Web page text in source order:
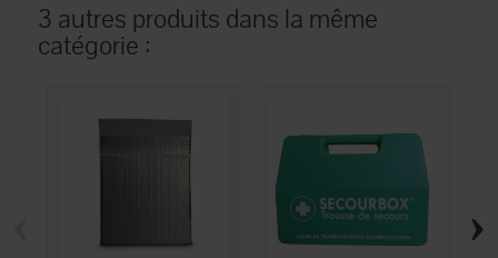
3 autres produits dans la même
catégorie :
›